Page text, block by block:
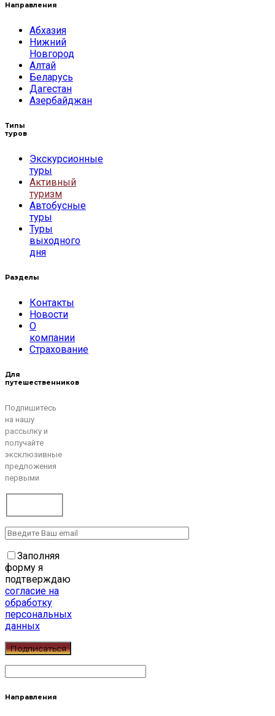
Направления
Абхазия
Нижний
Новгород
Алтай
Беларусь
Дагестан
Азербайджан
Типы
туров
Экскурсионные
туры
Активный
туризм
Автобусные
туры
Туры
выходного
дня
Разделы
Контакты
Новости
О
компании
Страхование
Для
путешественников
Подпишитесь
на нашу
рассылку и
получайте
эксклюзивные
предложения
первыми
Заполняя
форму я
подтверждаю
согласие на
обработку
персональных
данных
Направления